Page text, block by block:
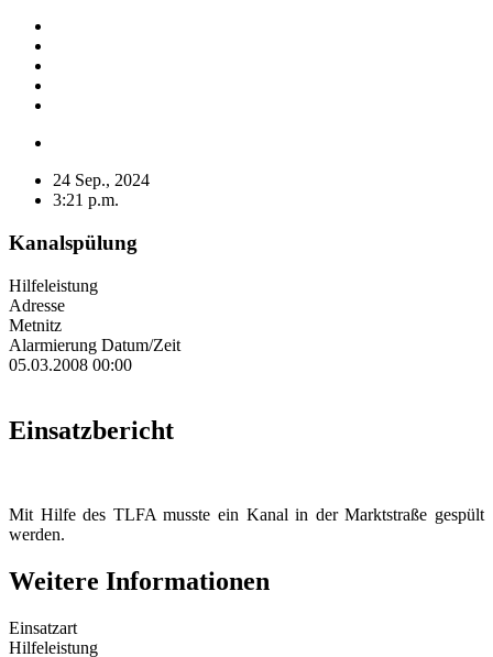
24 Sep., 2024
3:21 p.m.
Kanalspülung
Hilfeleistung
Adresse
Metnitz
Alarmierung Datum/Zeit
05.03.2008 00:00
Einsatzbericht
Mit Hilfe des TLFA musste ein Kanal in der Marktstraße gespült
werden.
Weitere Informationen
Einsatzart
Hilfeleistung